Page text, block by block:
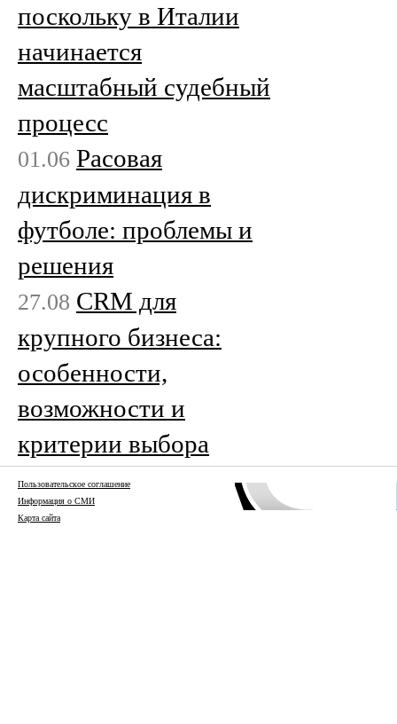
поскольку в Италии
начинается
масштабный судебный
процесс
01.06 Расовая
дискриминация в
футболе: проблемы и
решения
27.08 CRM для
крупного бизнеса:
особенности,
возможности и
критерии выбора
Пользовательское соглашение
Информация о СМИ
Карта сайта